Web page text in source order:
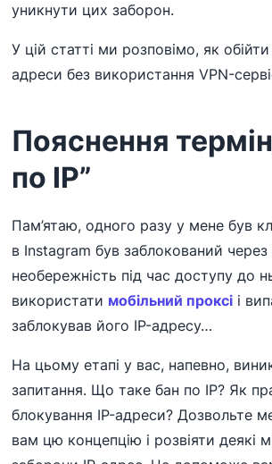
уникнути цих заборон.
У цій статті ми розповімо, як
адреси без використання VPN-
Пояснення
по IP”
Пам’ятаю, одного разу у мене був
в Instagram був заблокований
необережність під час доступу до
використати мобільний проксі і
заблокував його IP-адресу…
На цьому етапі у вас, напевно,
запитання. Що таке бан по IP? Як
блокування IP-адреси? Дозвольте
вам цю концепцію і розвіяти деякі